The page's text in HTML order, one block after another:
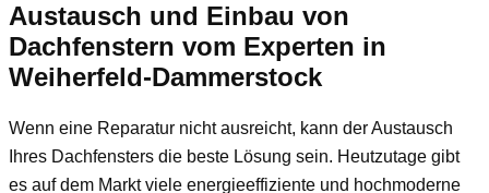
Austausch und Einbau von
Dachfenstern vom Experten in
Weiherfeld-Dammerstock
Wenn eine Reparatur nicht ausreicht, kann der Austausch
Ihres Dachfensters die beste Lösung sein. Heutzutage gibt
es auf dem Markt viele energieeffiziente und hochmoderne